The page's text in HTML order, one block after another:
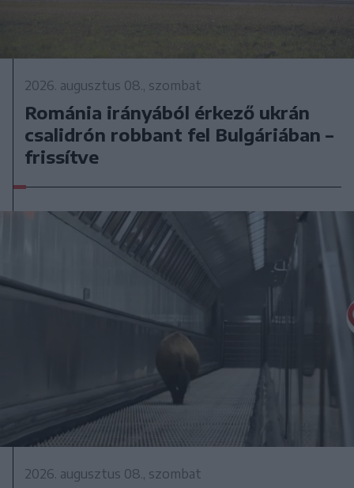
2026. augusztus 08., szombat
Románia irányából érkező ukrán
csalidrón robbant fel Bulgáriában –
frissítve
2026. augusztus 08., szombat